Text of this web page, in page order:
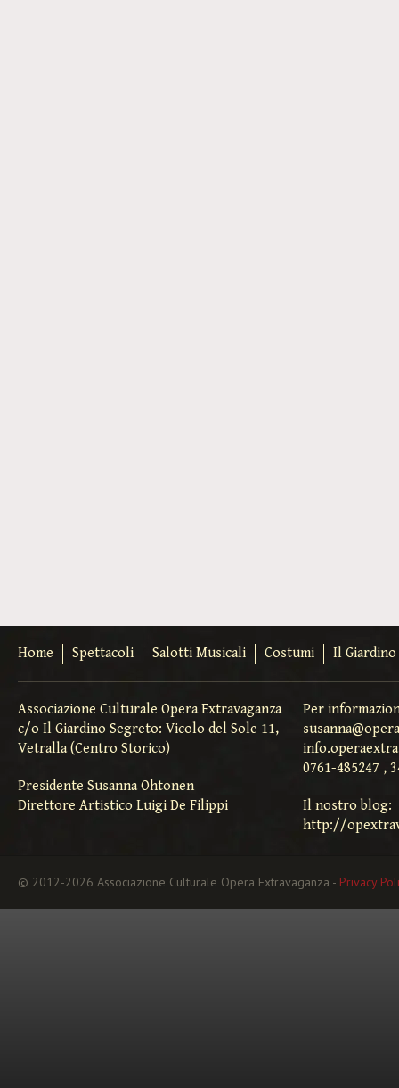
Home Spettacoli Salotti Musicali Costumi Il
Associazione Culturale Opera Extravaganza
c/o Il Giardino Segreto: Vicolo del Sole 11,
Vetralla (Centro Storico)
Presidente Susanna Ohtonen
Direttore Artistico Luigi De Filippi
Per
0761-485247 ,
Il nostro blog:
http://
© 2012-2026 Associazione Culturale Opera Extravaganza - Privacy